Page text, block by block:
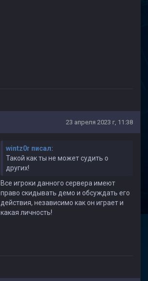
23 апреля 2023 г, 11:38
wintz0r писал:
Такой как ты не может судить о
других!
Все игроки данного сервера имеют
право скидывать демо и обсуждать его
действия, независимо как он играет и
какая личность!